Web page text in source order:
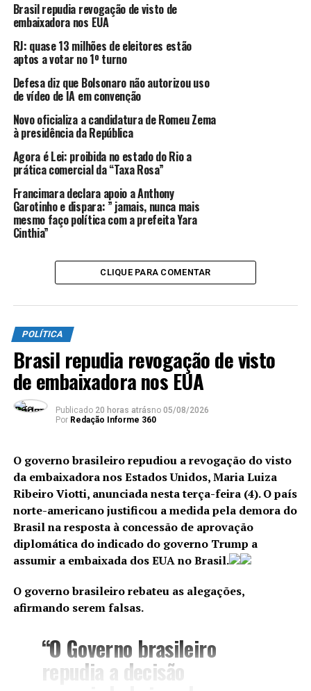
Segundo o relator, a proposta é mais técnica e restritiva
do que o entendimento firmado pelo Supremo Tribunal
Federal (STF) no final de junho, que determinou a
retirada de qualquer conteúdo que viole direitos de
crianças e adolescentes mediante simples notificação.
“O projeto inova ao estabelecer parâmetros objetivos,
requisitos formais e hipóteses específicas de violação,
conferindo maior segurança jurídica e eficácia prática à
regra”, explicou.
ANÚNCIO
Jadyel Alencar defendeu o apelido “ECA Digital” para a
relacionada ao Estatuto da Criança e do Adolescente vai
ampliar a adesão social e a observância da medida.
Medidas previstas
Com previsão de vigência depois de um ano de
publicação da futura lei, o projeto determina aos
informação que adotem “medidas razoáveis” desde a
concepção e ao longo da operação dos aplicativos para
prevenir e diminuir o acesso e a exposição de crianças e
adolescentes a conteúdos considerados prejudiciais a
esse público.
O texto aprovado estabelece vários procedimentos e
exigências aos fornecedores dos aplicativos de internet
(empresa controladora de apps, por exemplo). No
entanto, um regulamento posterior definirá critérios
Assim, exigências previstas no projeto em relação a
Brasil repudia revogação de visto de
embaixadora nos EUA
RJ: quase 13 milhões de eleitores estão
aptos a votar no 1º turno
Defesa diz que Bolsonaro não autorizou uso
de vídeo de IA em convenção
Novo oficializa a candidatura de Romeu Zema
à presidência da República
Agora é Lei: proibida no estado do Rio a
prática comercial da “Taxa Rosa”
Francimara declara apoio a Anthony
Garotinho e dispara: ” jamais, nunca mais
mesmo faço política com a prefeita Yara
Cinthia”
CLIQUE PARA COMENTAR
POLÍTICA
Brasil repudia revogação de visto
de embaixadora nos EUA
Publicado 20 horas atrásno 05/08/2026
Por Redação Informe 360
O governo brasileiro repudiou a revogação do visto
da embaixadora nos Estados Unidos, Maria Luiza
Ribeiro Viotti, anunciada nesta terça-feira (4). O país
norte-americano justificou a medida pela demora do
Brasil na resposta à concessão de aprovação
diplomática do indicado do governo Trump a
assumir a embaixada dos EUA no Brasil.
O governo brasileiro rebateu as alegações,
afirmando serem falsas.
“O Governo brasileiro
repudia a decisão